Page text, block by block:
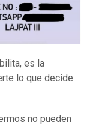
es la
lo que decide
no pueden